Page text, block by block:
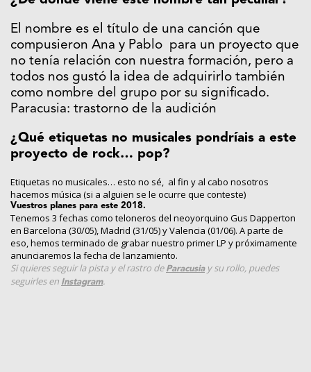
El nombre es el título de una canción que
compusieron Ana y Pablo para un proyecto que
no tenía relación con nuestra formación, pero a
todos nos gustó la idea de adquirirlo también
como nombre del grupo por su significado.
Paracusia: trastorno de la audición
¿Qué etiquetas no musicales pondríais a este
proyecto de rock… pop?
Etiquetas no musicales… esto no sé, al fin y al cabo nosotros
hacemos música (si a alguien se le ocurre que conteste)
Vuestros planes para este 2018.
Tenemos 3 fechas como teloneros del neoyorquino Gus Dapperton
en Barcelona (30/05), Madrid (31/05) y Valencia (01/06). A parte de
eso, hemos terminado de grabar nuestro primer LP y próximamente
anunciaremos la fecha de lanzamiento.
Si quieres seguir la pista y el rastro de Paracusiay su rollo, puedes
seguirles en Instagram.